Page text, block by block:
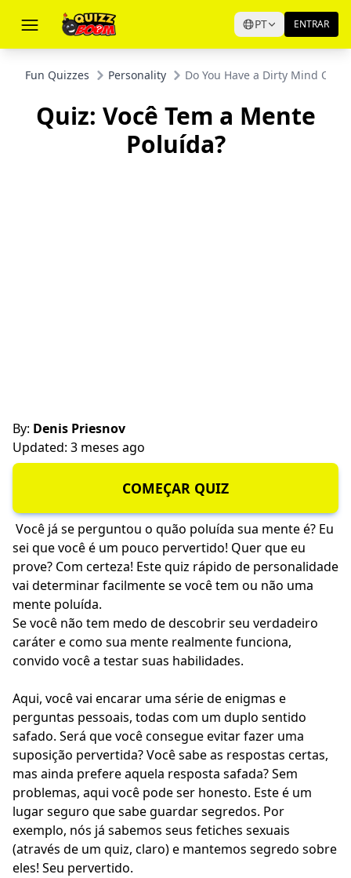
PT ENTRAR
Fun Quizzes Personality Do You Have a Dirty Mind Quiz?
Quiz: Você Tem a Mente
Poluída?
By: Denis Priesnov
Updated: 3 meses ago
COMEÇAR QUIZ
Você já se perguntou o quão poluída sua mente é? Eu
sei que você é um pouco pervertido! Quer que eu
prove? Com certeza! Este quiz rápido de personalidade
vai determinar facilmente se você tem ou não uma
mente poluída.
Se você não tem medo de descobrir seu verdadeiro
caráter e como sua mente realmente funciona,
convido você a testar suas habilidades.
Aqui, você vai encarar uma série de enigmas e
perguntas pessoais, todas com um duplo sentido
safado. Será que você consegue evitar fazer uma
suposição pervertida? Você sabe as respostas certas,
mas ainda prefere aquela resposta safada? Sem
problemas, aqui você pode ser honesto. Este é um
lugar seguro que sabe guardar segredos. Por
exemplo, nós já sabemos seus fetiches sexuais
(através de um quiz, claro) e mantemos segredo sobre
eles! Seu pervertido.